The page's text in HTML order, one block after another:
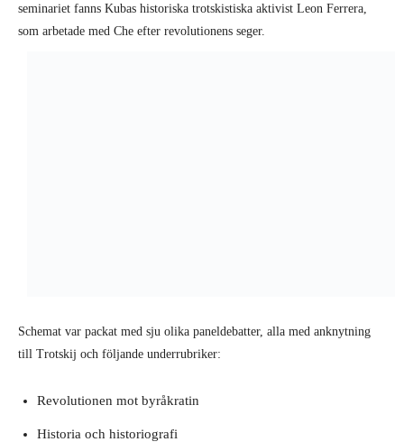
seminariet fanns Kubas historiska trotskistiska aktivist Leon Ferrera,
som arbetade med Che efter revolutionens seger.
Schemat var packat med sju olika paneldebatter, alla med anknytning
till Trotskij och följande underrubriker:
Revolutionen mot byråkratin
Historia och historiografi